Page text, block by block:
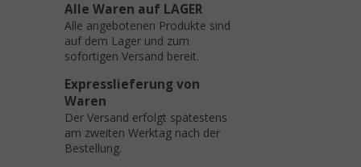
Alle Waren auf LAGER
Alle angebotenen Produkte sind
auf dem Lager und zum
sofortigen Versand bereit.
Expresslieferung von
Waren
Der Versand erfolgt spätestens
am zweiten Werktag nach der
Bestellung.